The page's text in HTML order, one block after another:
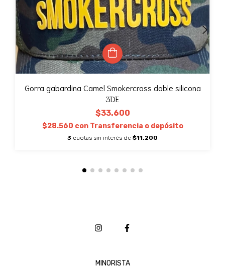
Gorra gabardina Camel Smokercross doble silicona
3DE
$33.600
$28.560 con Transferencia o depósito
3 cuotas sin interés de $11.200
MINORISTA